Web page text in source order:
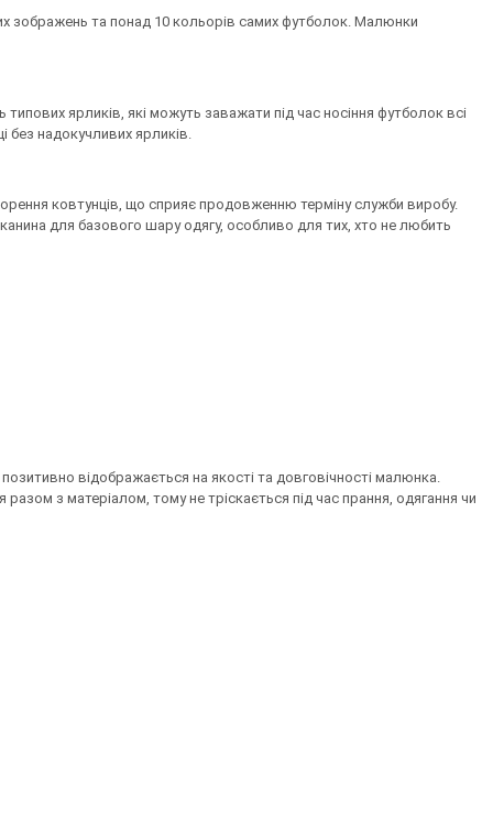
зображень та понад 10 кольорів самих футболок. Малюнки
ярликів, які можуть заважати під час носіння футболок всі
без надокучливих ярликів.
ковтунців, що сприяє продовженню терміну служби виробу.
для базового шару одягу, особливо для тих, хто не любить
відображається на якості та довговічності малюнка.
з матеріалом, тому не тріскається під час прання, одягання чи